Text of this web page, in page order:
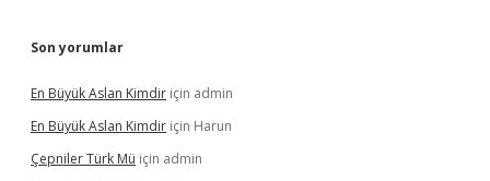
Son yorumlar
En Büyük Aslan Kimdir için admin
En Büyük Aslan Kimdir için Harun
Çepniler Türk Mü için admin